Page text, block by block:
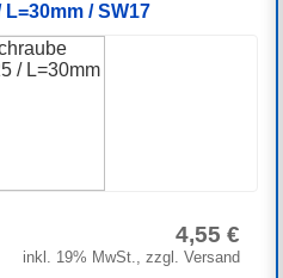
/ SW17
4,55 €
inkl. 19% MwSt., zzgl. Versand